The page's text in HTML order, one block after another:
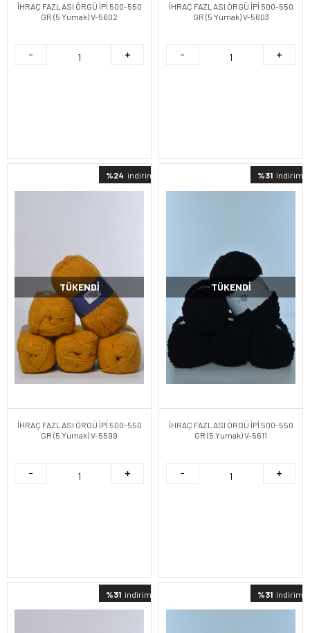
İHRAÇ FAZLASI ÖRGÜ İPİ 500-550
GR (5 Yumak) V-5602
İHRAÇ FAZLASI ÖRGÜ İPİ 500-550
GR (5 Yumak) V-5603
%24 indirimli
TÜKENDI
İHRAÇ FAZLASI ÖRGÜ İPİ 500-550
GR (5 Yumak) V-5599
%31 indirimli
TÜKENDI
İHRAÇ FAZLASI ÖRGÜ İPİ 500-550
GR (5 Yumak) V-5611
%31 indirimli %31 indirimli